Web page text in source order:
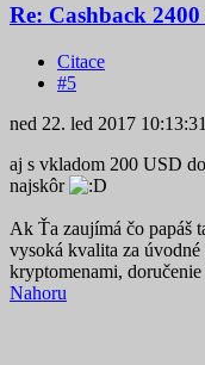
Re: Cashback
Citace
#5
ned 22. led 2017 10:13:31
aj s vkladom 200 USD
najskôr
Ak Ťa zaujímá čo papáš
vysoká kvalita za
kryptomenami,
Nahoru